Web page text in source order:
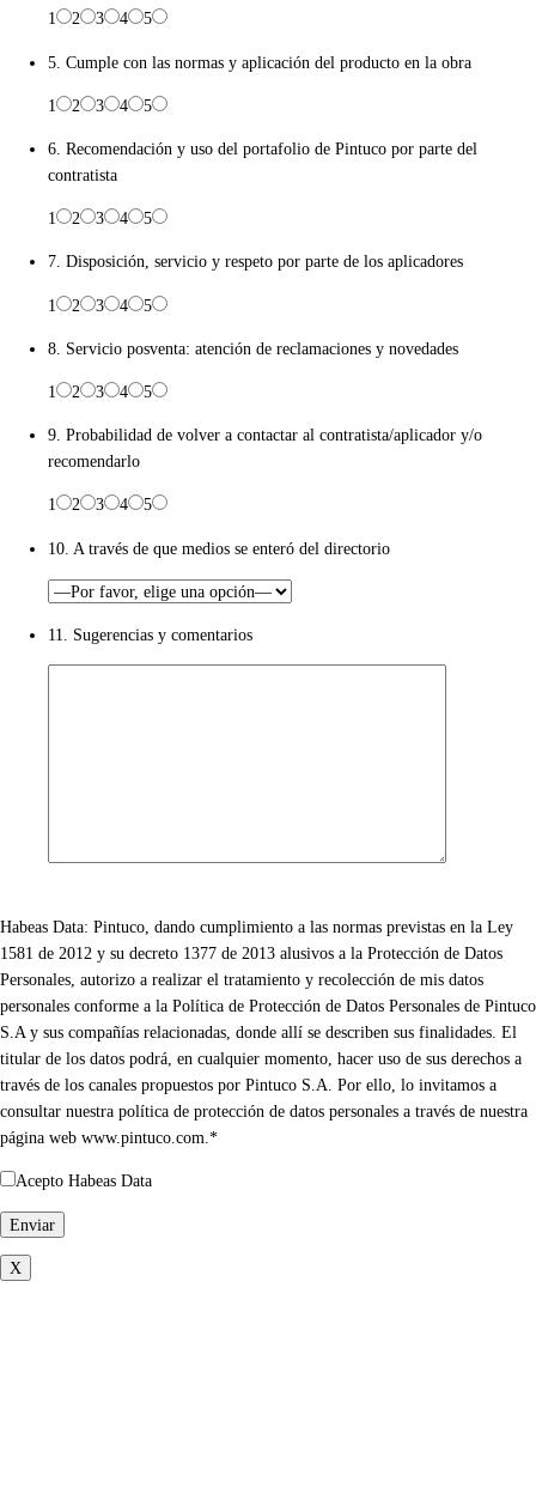
1 2 3 4 5
5. Cumple con las normas y aplicación del producto en la obra
1 2 3 4 5
6. Recomendación y uso del portafolio de Pintuco por parte del
contratista
1 2 3 4 5
7. Disposición, servicio y respeto por parte de los aplicadores
1 2 3 4 5
8. Servicio posventa: atención de reclamaciones y novedades
1 2 3 4 5
9. Probabilidad de volver a contactar al contratista/aplicador y/o
recomendarlo
1 2 3 4 5
10. A través de que medios se enteró del directorio
11. Sugerencias y comentarios
Habeas Data: Pintuco, dando cumplimiento a las normas previstas en la Ley
1581 de 2012 y su decreto 1377 de 2013 alusivos a la Protección de Datos
Personales, autorizo a realizar el tratamiento y recolección de mis datos
personales conforme a la Política de Protección de Datos Personales de Pintuco
S.A y sus compañías relacionadas, donde allí se describen sus finalidades. El
titular de los datos podrá, en cualquier momento, hacer uso de sus derechos a
través de los canales propuestos por Pintuco S.A. Por ello, lo invitamos a
consultar nuestra política de protección de datos personales a través de nuestra
página web www.pintuco.com.*
Acepto Habeas Data
X